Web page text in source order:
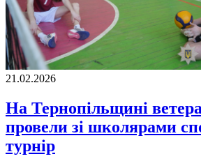
21.02.2026
На Тернопільщині
провели зі школярами
турнір